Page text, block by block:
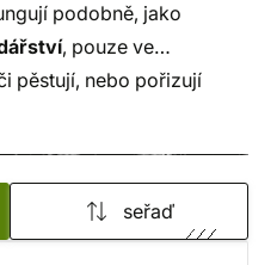
podobně, jako
, pouze ve
pěstují, nebo pořizují
bodů.
seřaď